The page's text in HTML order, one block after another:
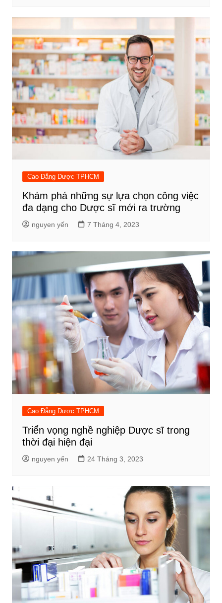
Cao Đẳng Dược TPHCM
Khám phá những sự lựa chọn công việc
đa dạng cho Dược sĩ mới ra trường
nguyen yến 7 Tháng 4, 2023
Cao Đẳng Dược TPHCM
Triển vọng nghề nghiệp Dược sĩ trong
thời đại hiện đại
nguyen yến 24 Tháng 3, 2023